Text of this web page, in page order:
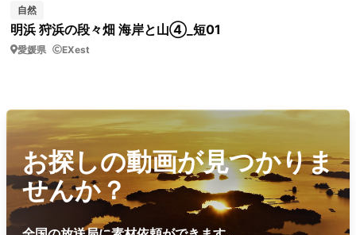
自然
明浜 狩浜の段々畑 海岸と山④_短01
愛媛県 EXest
お探しの動画が見つかりま
せんか？